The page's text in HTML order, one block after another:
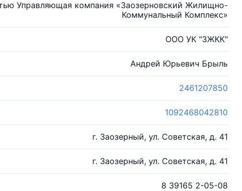
Управляющая компания «Заозерновский Жилищно-
Коммунальный Комплекс»
ООО УК "ЗЖКК"
Андрей Юрьевич Брыль
2461207850
1092468042810
г. Заозерный, ул. Советская, д. 41
г. Заозерный, ул. Советская, д. 41
8 39165 2-05-08